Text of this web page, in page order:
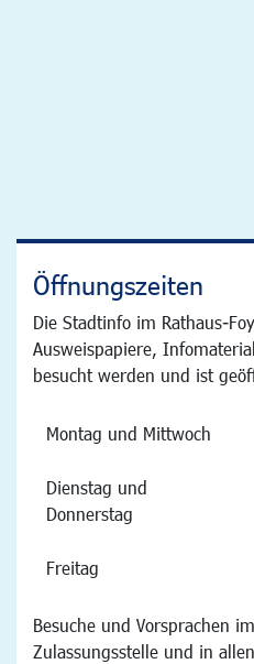
Öffnungszeiten
Die Stadtinfo im Rathaus-
Ausweispapiere,
besucht werden und ist
Montag und Mittwoch
Dienstag und
Donnerstag
Freitag
Besuche und Vorsprachen
Zulassungsstelle und in